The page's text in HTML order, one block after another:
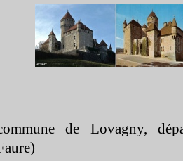
de Lovagny,